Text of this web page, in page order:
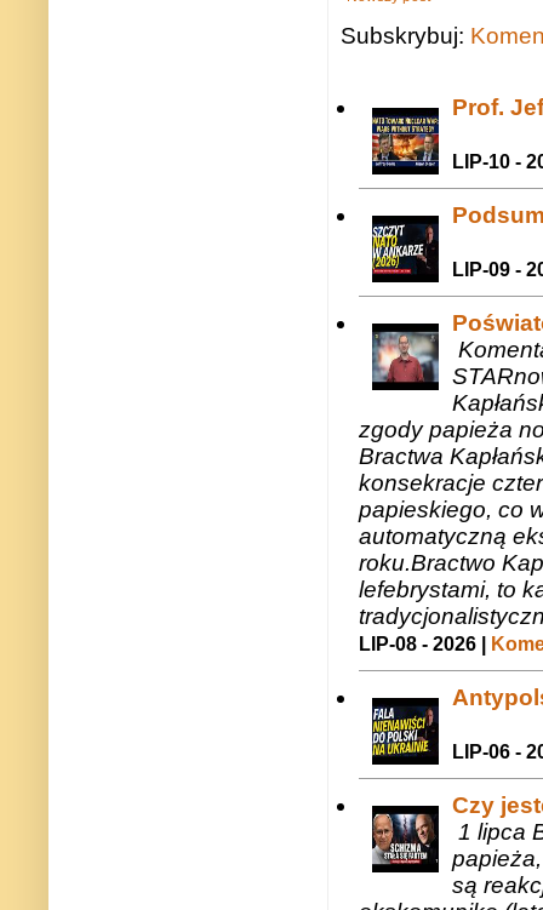
Subskrybuj:
Prof.
LIP-10 -
LIP-09 -
zgody papieża
Bractwa
konsekracje
papieskiego, co
automatyczną
roku.Bractwo
lefebrystami, to
LIP-08 - 2026 |
LIP-06 -
Czy
1 lipca
są